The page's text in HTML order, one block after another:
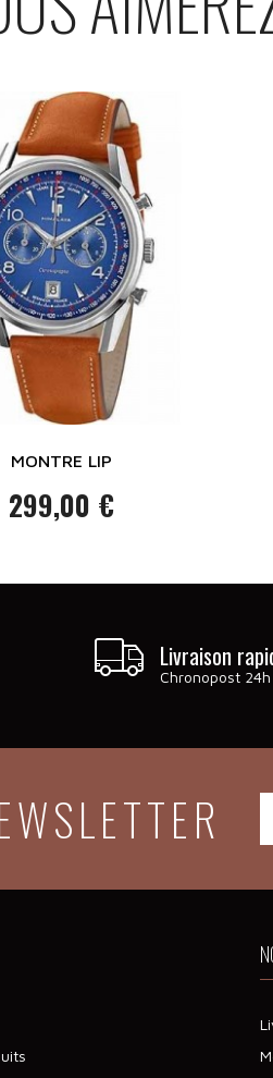
MONTRE LIP
Prix
299,00 €
Livraison
Chronopost